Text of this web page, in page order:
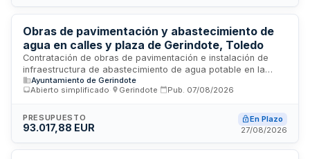
catástrofe de inundaciones.
Obras de pavimentación y abastecimiento de
agua en calles y plaza de Gerindote, Toledo
Contratación de obras de pavimentación e instalación de
infraestructura de abastecimiento de agua potable en la
calle y callejón Pozo Arriba, así como en la plaza y calle
Caño Viejo del municipio de Gerindote en Toledo. Las obras
peatonales, canalización de agua potable y saneamiento,
con instalación de conductos para servicios de electricidad
adjudica mediante procedimiento abierto simplificado.
Ayuntamiento de Gerindote
Abierto simplificado
Gerindote Pub. 07/08/2026
PRESUPUESTO
93.017,88 EUR
En Plazo
27/08/2026